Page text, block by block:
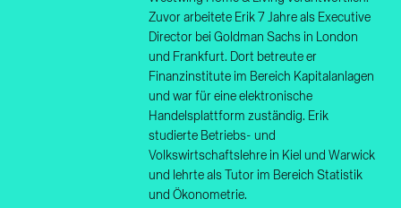
Zuvor arbeitete Erik 7 Jahre als Executive
Director bei Goldman Sachs in London
und Frankfurt. Dort betreute er
Finanzinstitute im Bereich Kapitalanlagen
und war für eine elektronische
Handelsplattform zuständig. Erik
studierte Betriebs- und
Volkswirtschaftslehre in Kiel und Warwick
und lehrte als Tutor im Bereich Statistik
und Ökonometrie.